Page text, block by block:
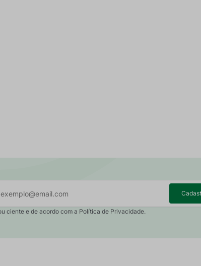
ciente e de acordo com a Política de Privacidade.